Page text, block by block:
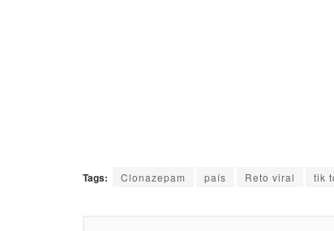
Tags: Clonazepam país Reto viral tik